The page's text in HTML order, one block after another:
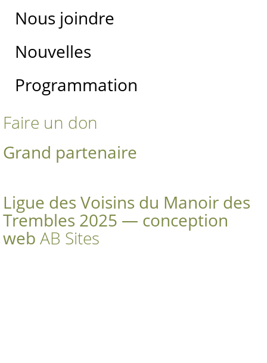
Nous joindre
Nouvelles
Programmation
Faire un don
Grand partenaire
Ligue des Voisins du Manoir des
Trembles 2025 — conception
web AB Sites